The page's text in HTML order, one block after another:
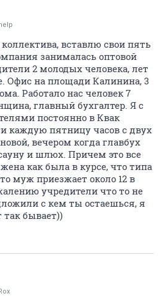
вставлю свои пять
занималась оптовой
2 молодых человека, лет
Офис на площади Калинина, 3
Работало нас человек 7
главный бухгалтер. Я с
постоянно в Квак
каждую пятницу часов с двух
вечером когда главбух
и шлюх. Причем это все
как была в курсе, что типа
муж приезжает около 12 в
учредители что то не
с кем ты остаешься, я
бывает))